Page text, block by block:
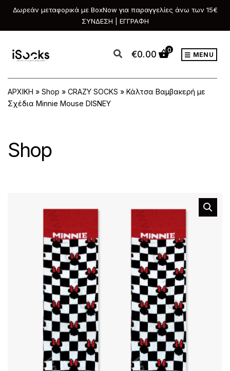
Δωρεάν μεταφορικά με BoxNow για παραγγελίες άνω των 15€
ΣΥΝΔΕΣΗ | ΕΓΓΡΑΦΗ
€0.00 0
MENU
ΑΡΧΙΚΗ » Shop » CRAZY SOCKS » Κάλτσα Βαμβακερή με
Σχέδια Minnie Mouse DISNEY
Shop